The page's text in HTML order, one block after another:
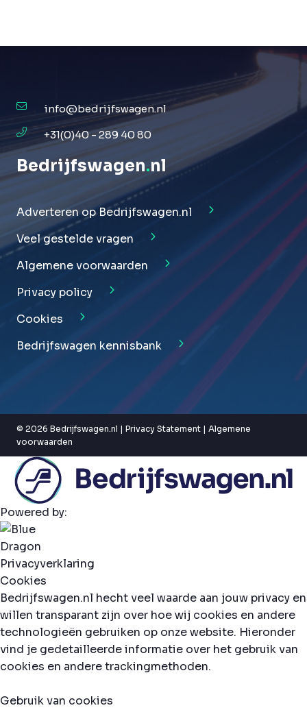
info@bedrijfswagen.nl
+31(0)40 - 289 40 80
Bedrijfswagen.nl
Adverteren op Bedrijfswagen.nl
Veel gestelde vragen
Algemene voorwaarden
Privacy policy
Cookies
Bedrijfswagen kennisbank
© 2026 Bedrijfswagen.nl | Privacy Statement | Algemene
voorwaarden
Powered by:
Privacyverklaring
Cookies
Bedrijfswagen.nl hecht veel waarde aan jouw privacy en
willen transparant zijn over hoe wij cookies en andere
technologieën gebruiken op onze website. Hieronder
vind je gedetailleerde informatie over het gebruik van
cookies en andere trackingmethoden.
Gebruik van cookies